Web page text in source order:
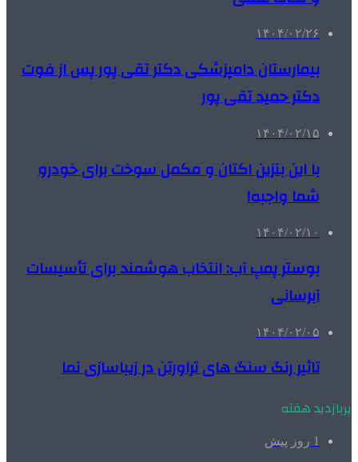
۱۴۰۴/۰۲/۲۶
بیمارستان دامپزشکی دکتر تقی پور پس از فوت
دکتر حمید تقی پور
۱۴۰۴/۰۲/۱۵
با این بنزین اکتان و مکمل سوخت برای خودرو
شما واجبه!
۱۴۰۴/۰۲/۱۰
بوستر پمپ آب: انتخاب هوشمند برای تأسیسات
آبرسانی
۱۴۰۴/۰۲/۰۵
تاثیر رنگ سنگ های تراورتن در زیباسازی نما
پربازدید هفته
1 روز پیش